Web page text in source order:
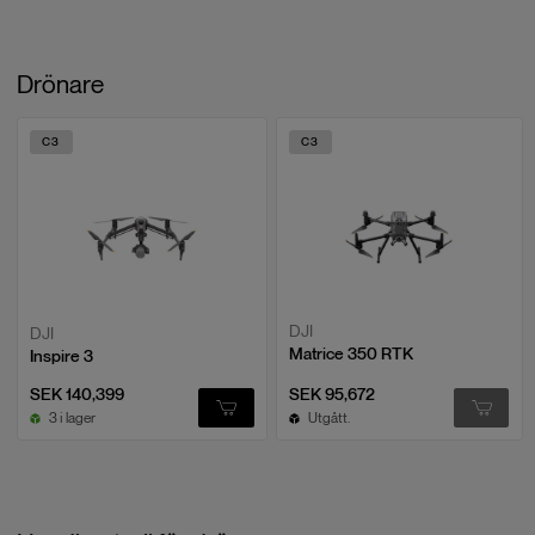
Drönare
C3
DJI
Inspire 3
SEK 140,399
3 i lager
C3
DJI
Matrice 350 RTK
SEK 95,672
Utgått.